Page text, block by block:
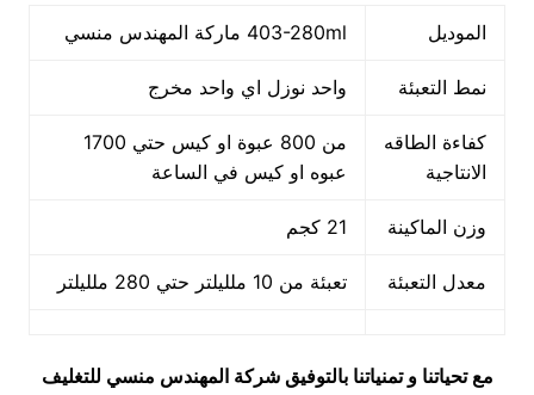
الموديل 403-280ml ماركة المهندس منسي
نمط التعبئة واحد نوزل اي واحد مخرج
كفاءة الطاقه
الانتاجية
من 800 عبوة او كيس حتي 1700
عبوه او كيس في الساعة
وزن الماكينة 21 كجم
معدل التعبئة تعبئة من 10 ملليلتر حتي 280 ملليلتر
مع تحياتنا و تمنياتنا بالتوفيق شركة المهندس منسي للتغليف